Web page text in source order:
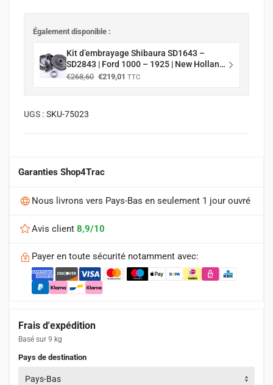
Également disponible :
Kit d’embrayage Shibaura SD1643 –
SD2843 | Ford 1000 – 1925 | New Holland
TC25 - TC29
€268,60 Le
€219,01 Le
TTC
UGS : SKU-75023
Garanties Shop4Trac
Nous livrons vers Pays-Bas en seulement 1 jour ouvré
Avis client 8,9/10
Payer en toute sécurité notamment avec:
Frais d'expédition
Basé sur 9 kg
Pays de destination
Pays-Bas